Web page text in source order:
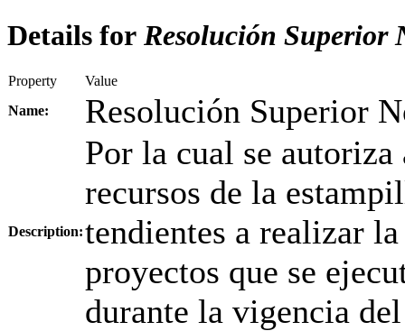
Details for Resolución Superior
Property
Value
Name:
Resolución Superior
Description:
Por la cual se
recursos de la
tendientes a realizar
proyectos que se
durante la vigencia